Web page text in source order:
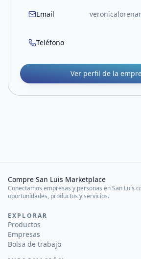
Email
Teléfono
Ver perfil de la
Compre San Luis Marketplace
Conectamos empresas y personas en San Luis
oportunidades, productos y servicios.
EXPLORAR
Productos
Empresas
Bolsa de trabajo